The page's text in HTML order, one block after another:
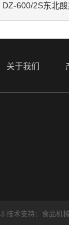
DZ-600/2S东北
关于我们
技术支持： 食品机